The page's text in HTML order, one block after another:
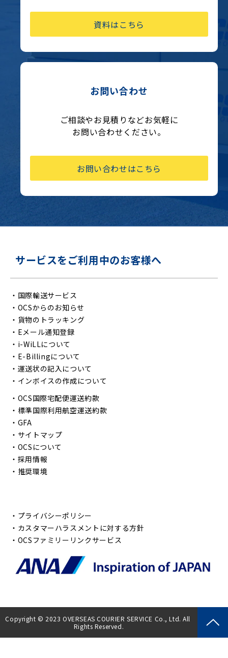
資料はこちら
お問い合わせ
ご相談やお見積りなどお気軽に
お問い合わせください。
お問い合わせはこちら
サービスをご利用中のお客様へ
・ 国際輸送サービス
・ OCSからのお知らせ
・ 貨物のトラッキング
・ Eメール通知登録
・ i-WiLLについて
・ E-Billingについて
・ 運送状の記入について
・ インボイスの作成について
・ OCS国際宅配便運送約款
・ 標準国際利用航空運送約款
・ GFA
・ サイトマップ
・ OCSについて
・ 採用情報
・ 推奨環境
・ プライバシーポリシー
・ カスタマーハラスメントに対する方針
・ OCSファミリーリンクサービス
Copyright © 2023 OVERSEAS COURIER SERVICE Co., Ltd. All
Rights Reserved.